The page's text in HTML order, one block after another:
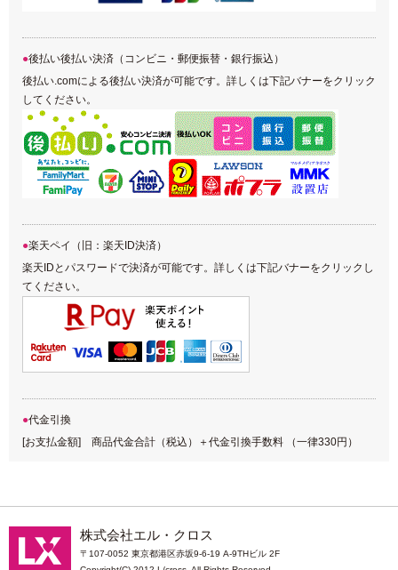
後払い後払い決済（コンビニ・郵便振替・銀行振込）
後払い.comによる後払い決済が可能です。詳しくは下記バナーをクリック
してください。
楽天ペイ（旧：楽天ID決済）
楽天IDとパスワードで決済が可能です。詳しくは下記バナーをクリックし
てください。
代金引換
[お支払金額] 商品代金合計（税込）＋代金引換手数料 （一律330円）
株式会社エル・クロス
〒107-0052 東京都港区赤坂9-6-19 A-9THビル 2F